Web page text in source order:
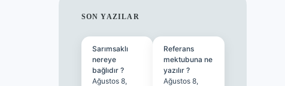
SIDEBAR
SON YAZILAR
Sarımsaklı
nereye
bağlıdır ?
Ağustos 8,
Referans
mektubuna ne
yazılır ?
Ağustos 8,